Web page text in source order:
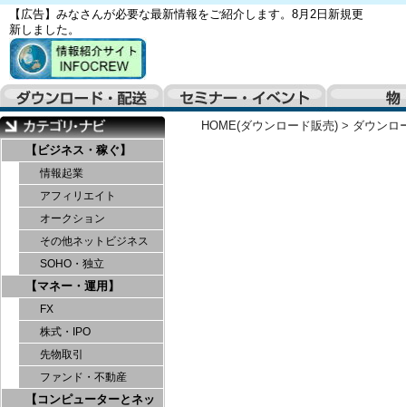
【広告】みなさんが必要な最新情報をご紹介します。8月2日新規更
新しました。
【ビジネス・稼ぐ】
情報起業
アフィリエイト
オークション
その他ネットビジネス
SOHO・独立
【マネー・運用】
FX
株式・IPO
先物取引
ファンド・不動産
【コンピューターとネッ
HOME(ダウンロード販売) > ダウンロ